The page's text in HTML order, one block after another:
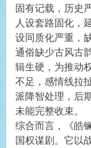
固有记载，历史
人设套路固化，
设同质化严重，
通俗缺少古风古
辑生硬，为推动
不足，感情线拉
派降智处理，后
未能完整收束。
综合而言，《皓
国权谋剧。它以